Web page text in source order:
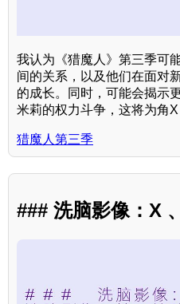
我认为《猎魔人》第三季可
间的关系，以及他们在面对
的成长。同时，可能会揭示
米莉的权力斗争，这将为角
猎魔人第三季
### 洗脑影像：X